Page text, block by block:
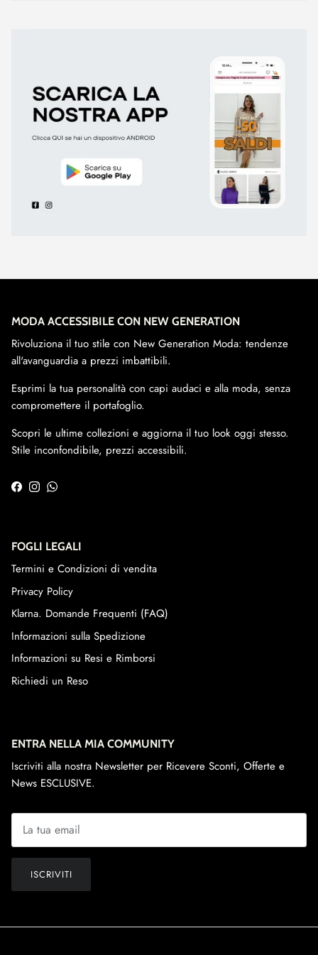
MODA ACCESSIBILE CON NEW GENERATION
Rivoluziona il tuo stile con New Generation Moda: tendenze
all'avanguardia a prezzi imbattibili.
Esprimi la tua personalità con capi audaci e alla moda, senza
compromettere il portafoglio.
Scopri le ultime collezioni e aggiorna il tuo look oggi stesso.
Stile inconfondibile, prezzi accessibili.
Facebook
InstagramWhatsApp
FOGLI LEGALI
Termini e Condizioni di vendita
Privacy Policy
Klarna. Domande Frequenti (FAQ)
Informazioni sulla Spedizione
Informazioni su Resi e Rimborsi
Richiedi un Reso
ENTRA NELLA MIA COMMUNITY
Iscriviti alla nostra Newsletter per Ricevere Sconti, Offerte e
News ESCLUSIVE.
ISCRIVITI